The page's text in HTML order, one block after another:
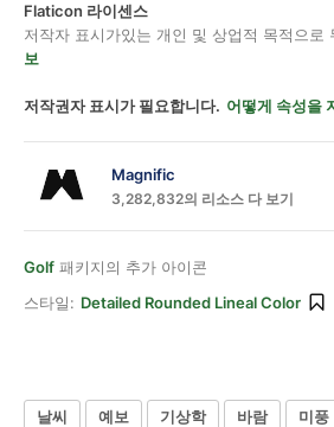
Flaticon 라이센스
저작자 표시가있는 개인 및 상업적 목적으로
보
저작권자 표시가 필요합니다. 어떻게 속성을
Magnific
3,282,832의 리소스 다 보기
Golf 패키지의 추가 아이콘
스타일: Detailed Rounded Lineal Color
날씨 예보 기상학 바람 미풍